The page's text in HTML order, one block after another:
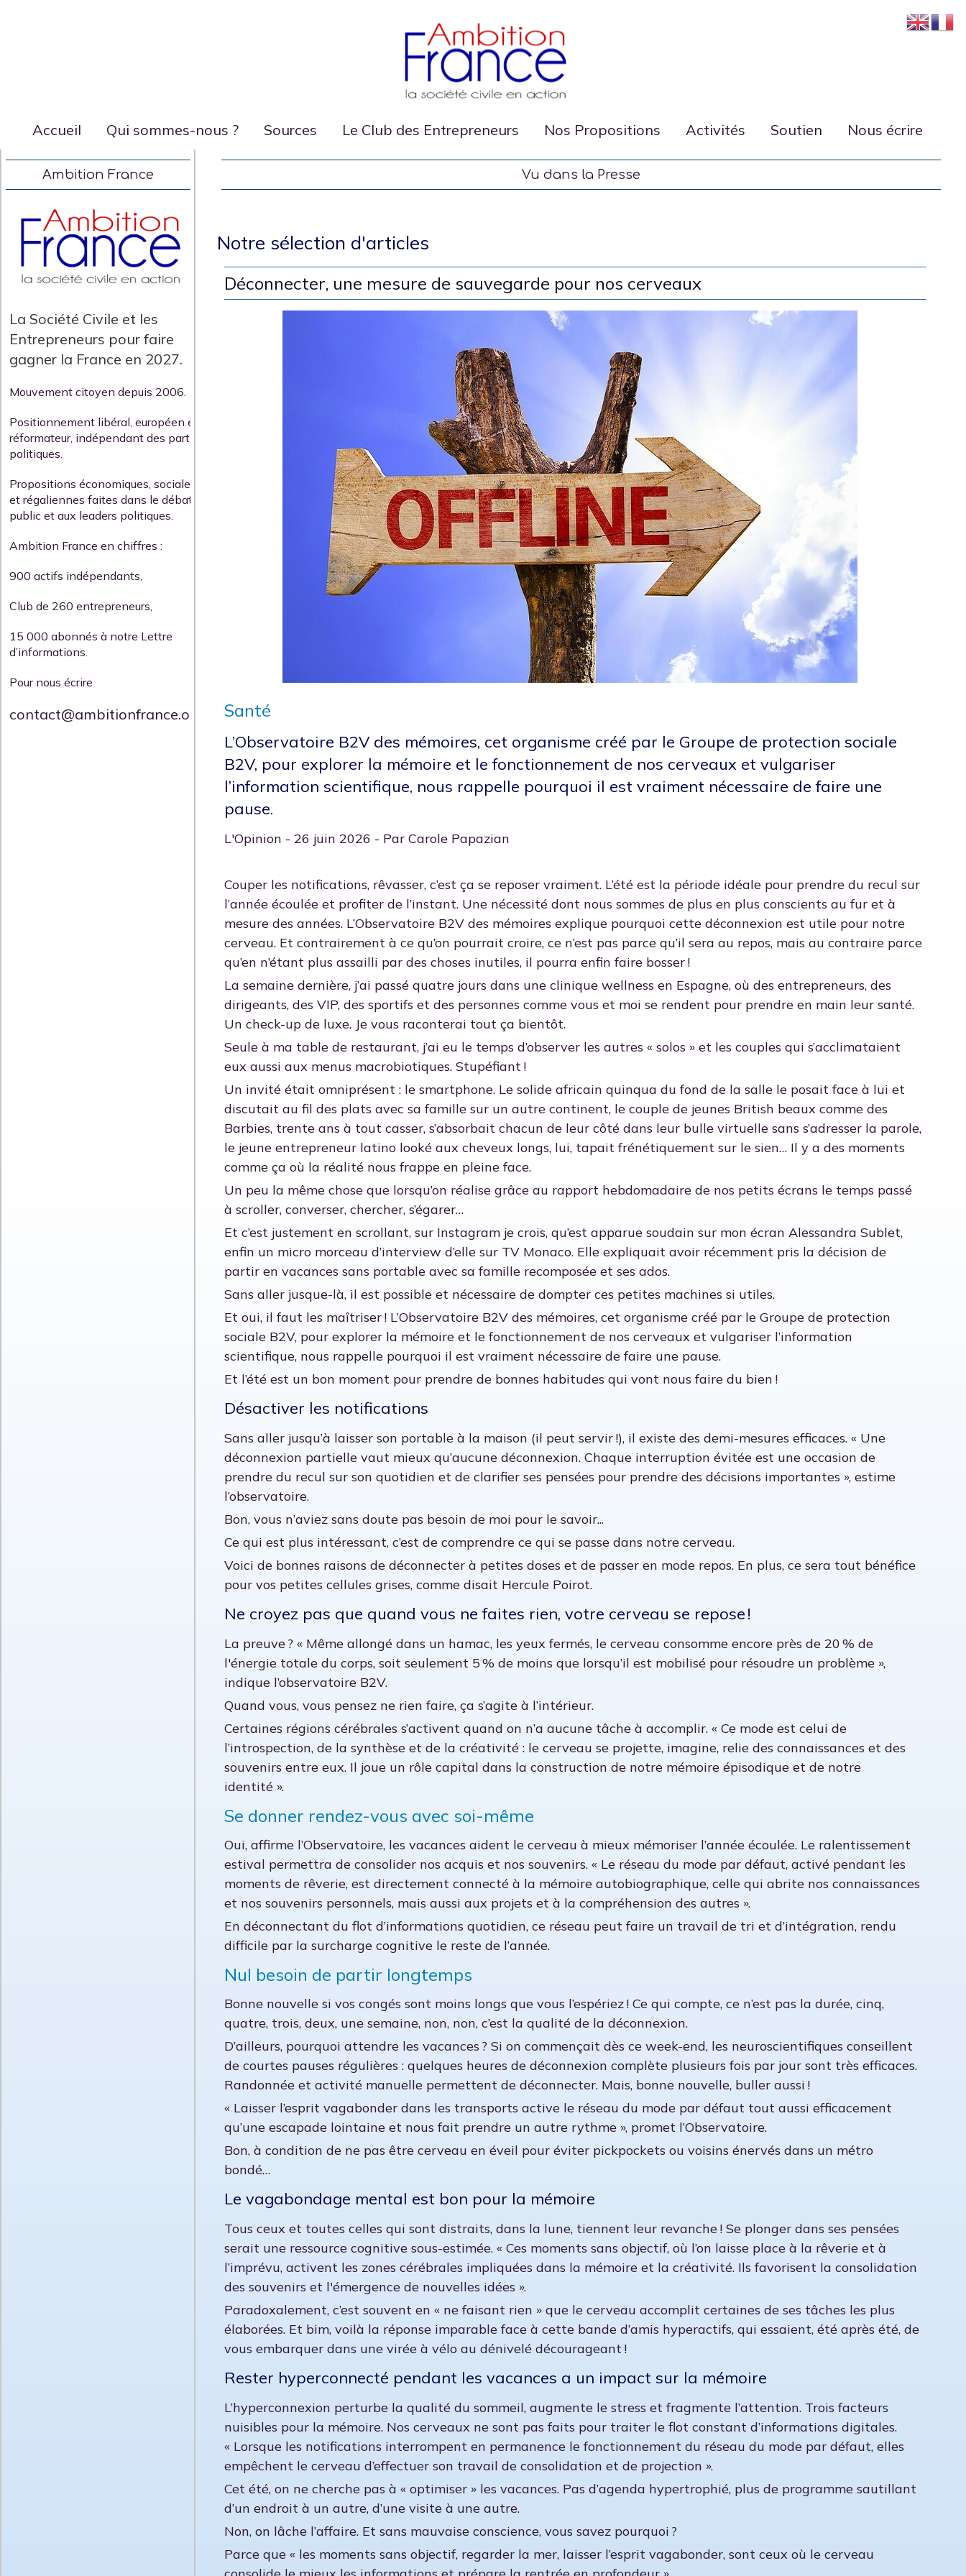
Accueil Qui sommes-nous ? Sources Le Club des Entrepreneurs Nos Propositions Activités Soutien Nous écrire
Ambition France
La Société Civile et les
Entrepreneurs pour faire
gagner la France en 2027.
Mouvement citoyen depuis 2006.
Positionnement libéral, européen et
réformateur, indépendant des partis
politiques.
Propositions économiques, sociales
et régaliennes faites dans le débat
public et aux leaders politiques.
Ambition France en chiffres :
900 actifs indépendants,
Club de 260 entrepreneurs,
15 000 abonnés à notre Lettre
d’informations.
Pour nous écrire
contact@ambitionfrance.org
Vu dans la Presse
Notre sélection d'articles
Déconnecter, une mesure de sauvegarde pour nos cerveaux
Santé
L’Observatoire B2V des mémoires, cet organisme créé par le Groupe de protection sociale
B2V, pour explorer la mémoire et le fonctionnement de nos cerveaux et vulgariser
l’information scientifique, nous rappelle pourquoi il est vraiment nécessaire de faire une
pause.
L'Opinion - 26 juin 2026 - Par Carole Papazian
Couper les notifications, rêvasser, c’est ça se reposer vraiment. L’été est la période idéale pour prendre du recul sur
l’année écoulée et profiter de l’instant. Une nécessité dont nous sommes de plus en plus conscients au fur et à
mesure des années. L’Observatoire B2V des mémoires explique pourquoi cette déconnexion est utile pour notre
cerveau. Et contrairement à ce qu’on pourrait croire, ce n’est pas parce qu’il sera au repos, mais au contraire parce
qu’en n’étant plus assailli par des choses inutiles, il pourra enfin faire bosser !
La semaine dernière, j’ai passé quatre jours dans une clinique wellness en Espagne, où des entrepreneurs, des
dirigeants, des VIP, des sportifs et des personnes comme vous et moi se rendent pour prendre en main leur santé.
Un check-up de luxe. Je vous raconterai tout ça bientôt.
Seule à ma table de restaurant, j’ai eu le temps d’observer les autres « solos » et les couples qui s’acclimataient
eux aussi aux menus macrobiotiques. Stupéfiant !
Un invité était omniprésent : le smartphone. Le solide africain quinqua du fond de la salle le posait face à lui et
discutait au fil des plats avec sa famille sur un autre continent, le couple de jeunes British beaux comme des
Barbies, trente ans à tout casser, s’absorbait chacun de leur côté dans leur bulle virtuelle sans s’adresser la parole,
le jeune entrepreneur latino looké aux cheveux longs, lui, tapait frénétiquement sur le sien… Il y a des moments
comme ça où la réalité nous frappe en pleine face.
Un peu la même chose que lorsqu’on réalise grâce au rapport hebdomadaire de nos petits écrans le temps passé
à scroller, converser, chercher, s’égarer…
Et c’est justement en scrollant, sur Instagram je crois, qu’est apparue soudain sur mon écran Alessandra Sublet,
enfin un micro morceau d’interview d’elle sur TV Monaco. Elle expliquait avoir récemment pris la décision de
partir en vacances sans portable avec sa famille recomposée et ses ados.
Sans aller jusque-là, il est possible et nécessaire de dompter ces petites machines si utiles.
Et oui, il faut les maîtriser ! L’Observatoire B2V des mémoires, cet organisme créé par le Groupe de protection
sociale B2V, pour explorer la mémoire et le fonctionnement de nos cerveaux et vulgariser l’information
scientifique, nous rappelle pourquoi il est vraiment nécessaire de faire une pause.
Et l’été est un bon moment pour prendre de bonnes habitudes qui vont nous faire du bien !
Désactiver les notifications
Sans aller jusqu’à laisser son portable à la maison (il peut servir !), il existe des demi-mesures efficaces. « Une
déconnexion partielle vaut mieux qu’aucune déconnexion. Chaque interruption évitée est une occasion de
prendre du recul sur son quotidien et de clarifier ses pensées pour prendre des décisions importantes », estime
l’observatoire.
Bon, vous n’aviez sans doute pas besoin de moi pour le savoir...
Ce qui est plus intéressant, c’est de comprendre ce qui se passe dans notre cerveau.
Voici de bonnes raisons de déconnecter à petites doses et de passer en mode repos. En plus, ce sera tout bénéfice
pour vos petites cellules grises, comme disait Hercule Poirot.
Ne croyez pas que quand vous ne faites rien, votre cerveau se repose !
La preuve ? « Même allongé dans un hamac, les yeux fermés, le cerveau consomme encore près de 20 % de
l'énergie totale du corps, soit seulement 5 % de moins que lorsqu’il est mobilisé pour résoudre un problème »,
indique l’observatoire B2V.
Quand vous, vous pensez ne rien faire, ça s’agite à l’intérieur.
Certaines régions cérébrales s’activent quand on n’a aucune tâche à accomplir. « Ce mode est celui de
l’introspection, de la synthèse et de la créativité : le cerveau se projette, imagine, relie des connaissances et des
souvenirs entre eux. Il joue un rôle capital dans la construction de notre mémoire épisodique et de notre
identité ».
Se donner rendez-vous avec soi-même
Oui, affirme l’Observatoire, les vacances aident le cerveau à mieux mémoriser l’année écoulée. Le ralentissement
estival permettra de consolider nos acquis et nos souvenirs. « Le réseau du mode par défaut, activé pendant les
moments de rêverie, est directement connecté à la mémoire autobiographique, celle qui abrite nos connaissances
et nos souvenirs personnels, mais aussi aux projets et à la compréhension des autres ».
En déconnectant du flot d’informations quotidien, ce réseau peut faire un travail de tri et d’intégration, rendu
difficile par la surcharge cognitive le reste de l’année.
Nul besoin de partir longtemps
Bonne nouvelle si vos congés sont moins longs que vous l’espériez ! Ce qui compte, ce n’est pas la durée, cinq,
quatre, trois, deux, une semaine, non, non, c’est la qualité de la déconnexion.
D’ailleurs, pourquoi attendre les vacances ? Si on commençait dès ce week-end, les neuroscientifiques conseillent
de courtes pauses régulières : quelques heures de déconnexion complète plusieurs fois par jour sont très efficaces.
Randonnée et activité manuelle permettent de déconnecter. Mais, bonne nouvelle, buller aussi !
« Laisser l’esprit vagabonder dans les transports active le réseau du mode par défaut tout aussi efficacement
qu’une escapade lointaine et nous fait prendre un autre rythme », promet l’Observatoire.
Bon, à condition de ne pas être cerveau en éveil pour éviter pickpockets ou voisins énervés dans un métro
bondé…
Le vagabondage mental est bon pour la mémoire
Tous ceux et toutes celles qui sont distraits, dans la lune, tiennent leur revanche ! Se plonger dans ses pensées
serait une ressource cognitive sous-estimée. « Ces moments sans objectif, où l’on laisse place à la rêverie et à
l’imprévu, activent les zones cérébrales impliquées dans la mémoire et la créativité. Ils favorisent la consolidation
des souvenirs et l'émergence de nouvelles idées ».
Paradoxalement, c’est souvent en « ne faisant rien » que le cerveau accomplit certaines de ses tâches les plus
élaborées. Et bim, voilà la réponse imparable face à cette bande d’amis hyperactifs, qui essaient, été après été, de
vous embarquer dans une virée à vélo au dénivelé décourageant !
Rester hyperconnecté pendant les vacances a un impact sur la mémoire
L’hyperconnexion perturbe la qualité du sommeil, augmente le stress et fragmente l’attention. Trois facteurs
nuisibles pour la mémoire. Nos cerveaux ne sont pas faits pour traiter le flot constant d’informations digitales.
« Lorsque les notifications interrompent en permanence le fonctionnement du réseau du mode par défaut, elles
empêchent le cerveau d’effectuer son travail de consolidation et de projection ».
Cet été, on ne cherche pas à « optimiser » les vacances. Pas d’agenda hypertrophié, plus de programme sautillant
d’un endroit à un autre, d’une visite à une autre.
Non, on lâche l’affaire. Et sans mauvaise conscience, vous savez pourquoi ?
Parce que « les moments sans objectif, regarder la mer, laisser l’esprit vagabonder, sont ceux où le cerveau